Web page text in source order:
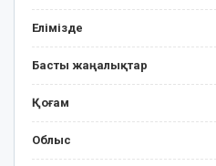
Елімізде
Басты жаңалықтар
Қоғам
Облыс